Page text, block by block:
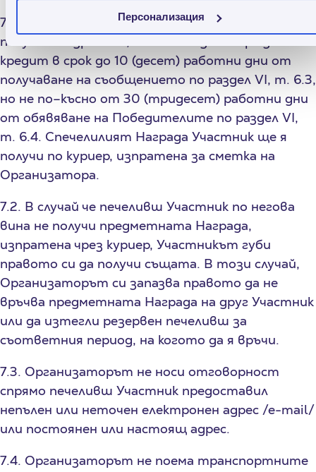
Персонализация
7.1. Всеки печеливш Участник на Награда ще я
получи на адреса си, посочен в договора за
кредит в срок до 10 (десет) работни дни от
получаване на съобщението по раздел VI, т. 6.3,
но не по–късно от 30 (тридесет) работни дни
от обявяване на Победителите по раздел VI,
т. 6.4. Спечелилият Награда Участник ще я
получи по куриер, изпратена за сметка на
Организатора.
7.2. В случай че печеливш Участник по негова
вина не получи предметната Награда,
изпратена чрез куриер, Участникът губи
правото си да получи същата. В този случай,
Организаторът си запазва правото да не
връчва предметната Награда на друг Участник
или да изтегли резервен печеливш за
съответния период, на когото да я връчи.
7.3. Организаторът не носи отговорност
спрямо печеливш Участник предоставил
непълен или неточен електронен адрес /е-mail/
или постоянен или настоящ адрес.
7.4. Организаторът не поема транспортните